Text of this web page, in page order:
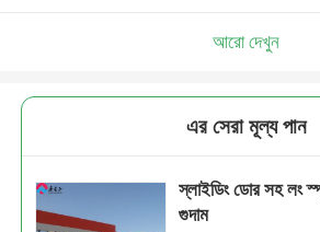
আরো দেখুন
এর সেরা মূল্য পান
স্লাইডিং ডোর সহ লং
গুদাম